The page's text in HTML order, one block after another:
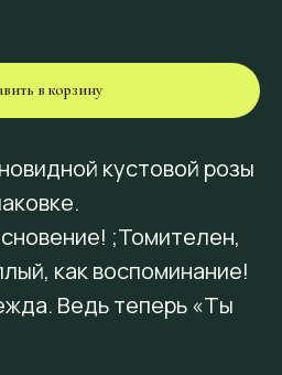
в корзину
кустовой розы
;Томителен,
как воспоминание!
Ведь теперь «Ты